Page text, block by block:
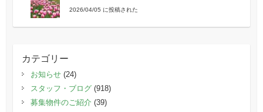
2026/04/05 に投稿された
カテゴリー
お知らせ(24)
スタッフ・ブログ(918)
募集物件のご紹介 (39)